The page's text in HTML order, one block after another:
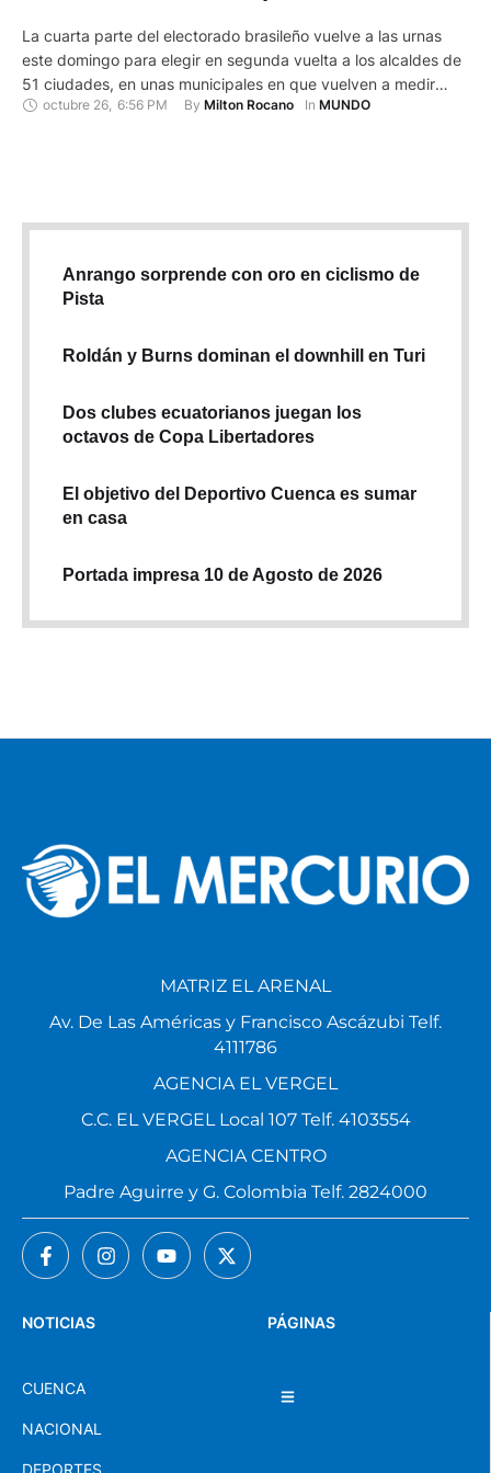
La cuarta parte del electorado brasileño vuelve a las urnas
este domingo para elegir en segunda vuelta a los alcaldes de
51 ciudades, en unas municipales en que vuelven a medir
fuerzas el progresismo de Luiz Inácio Lula da Silva y la
octubre 26 6:56 PM By Milton Rocano In MUNDO
Anrango sorprende con oro en ciclismo de
Pista
Roldán y Burns dominan el downhill en Turi
Dos clubes ecuatorianos juegan los
octavos de Copa Libertadores
El objetivo del Deportivo Cuenca es sumar
en casa
Portada impresa 10 de Agosto de 2026
PÁGINAS
NOTICIAS
CUENCA
NACIONAL
MATRIZ EL ARENAL
Av. De Las Américas y Francisco Ascázubi Telf.
4111786
AGENCIA EL VERGEL
C.C. EL VERGEL Local 107 Telf. 4103554
AGENCIA CENTRO
Padre Aguirre y G. Colombia Telf. 2824000